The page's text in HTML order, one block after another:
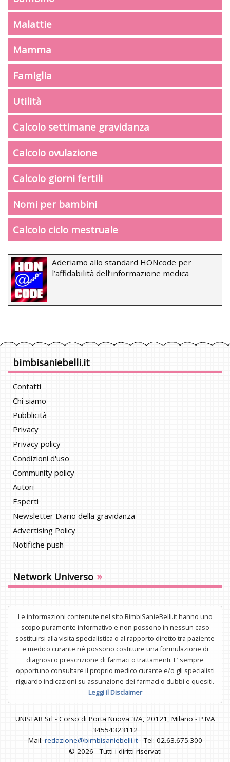
Malattie
Mamma
Famiglia
Utilità
Calcolo settimane gravidanza
Calcolo ovulazione
Calcolo giorni fertili
Nomi per bambini
Calcolo ciclo mestruale
Aderiamo allo standard HONcode per
l’affidabilità dell’informazione medica
bimbisaniebelli.it
Contatti
Chi siamo
Pubblicità
Privacy
Privacy policy
Condizioni d'uso
Community policy
Autori
Esperti
Newsletter Diario della gravidanza
Advertising Policy
Notifiche push
Network Universo »
Le informazioni contenute nel sito BimbiSanieBelli.it hanno uno
scopo puramente informativo e non possono in nessun caso
sostituirsi alla visita specialistica o al rapporto diretto tra paziente
e medico curante né possono costituire una formulazione di
diagnosi o prescrizione di farmaci o trattamenti. E’ sempre
opportuno consultare il proprio medico curante e/o gli specialisti
riguardo indicazioni su assunzione dei farmaci o dubbi e quesiti.
Leggi il Disclaimer
UNISTAR Srl - Corso di Porta Nuova 3/A, 20121, Milano - P.IVA
34554323112
Mail: redazione@bimbisaniebelli.it- Tel: 02.63.675.300
© 2026 - Tutti i diritti riservati